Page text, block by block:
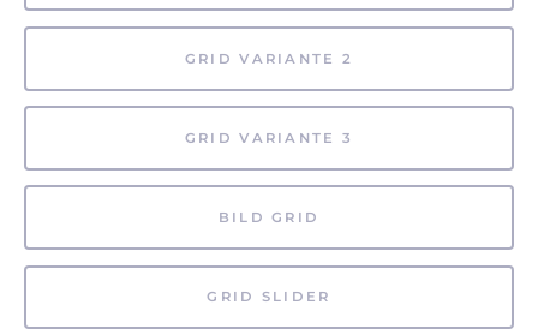
GRID VARIANTE 2
GRID VARIANTE 3
BILD GRID
GRID SLIDER